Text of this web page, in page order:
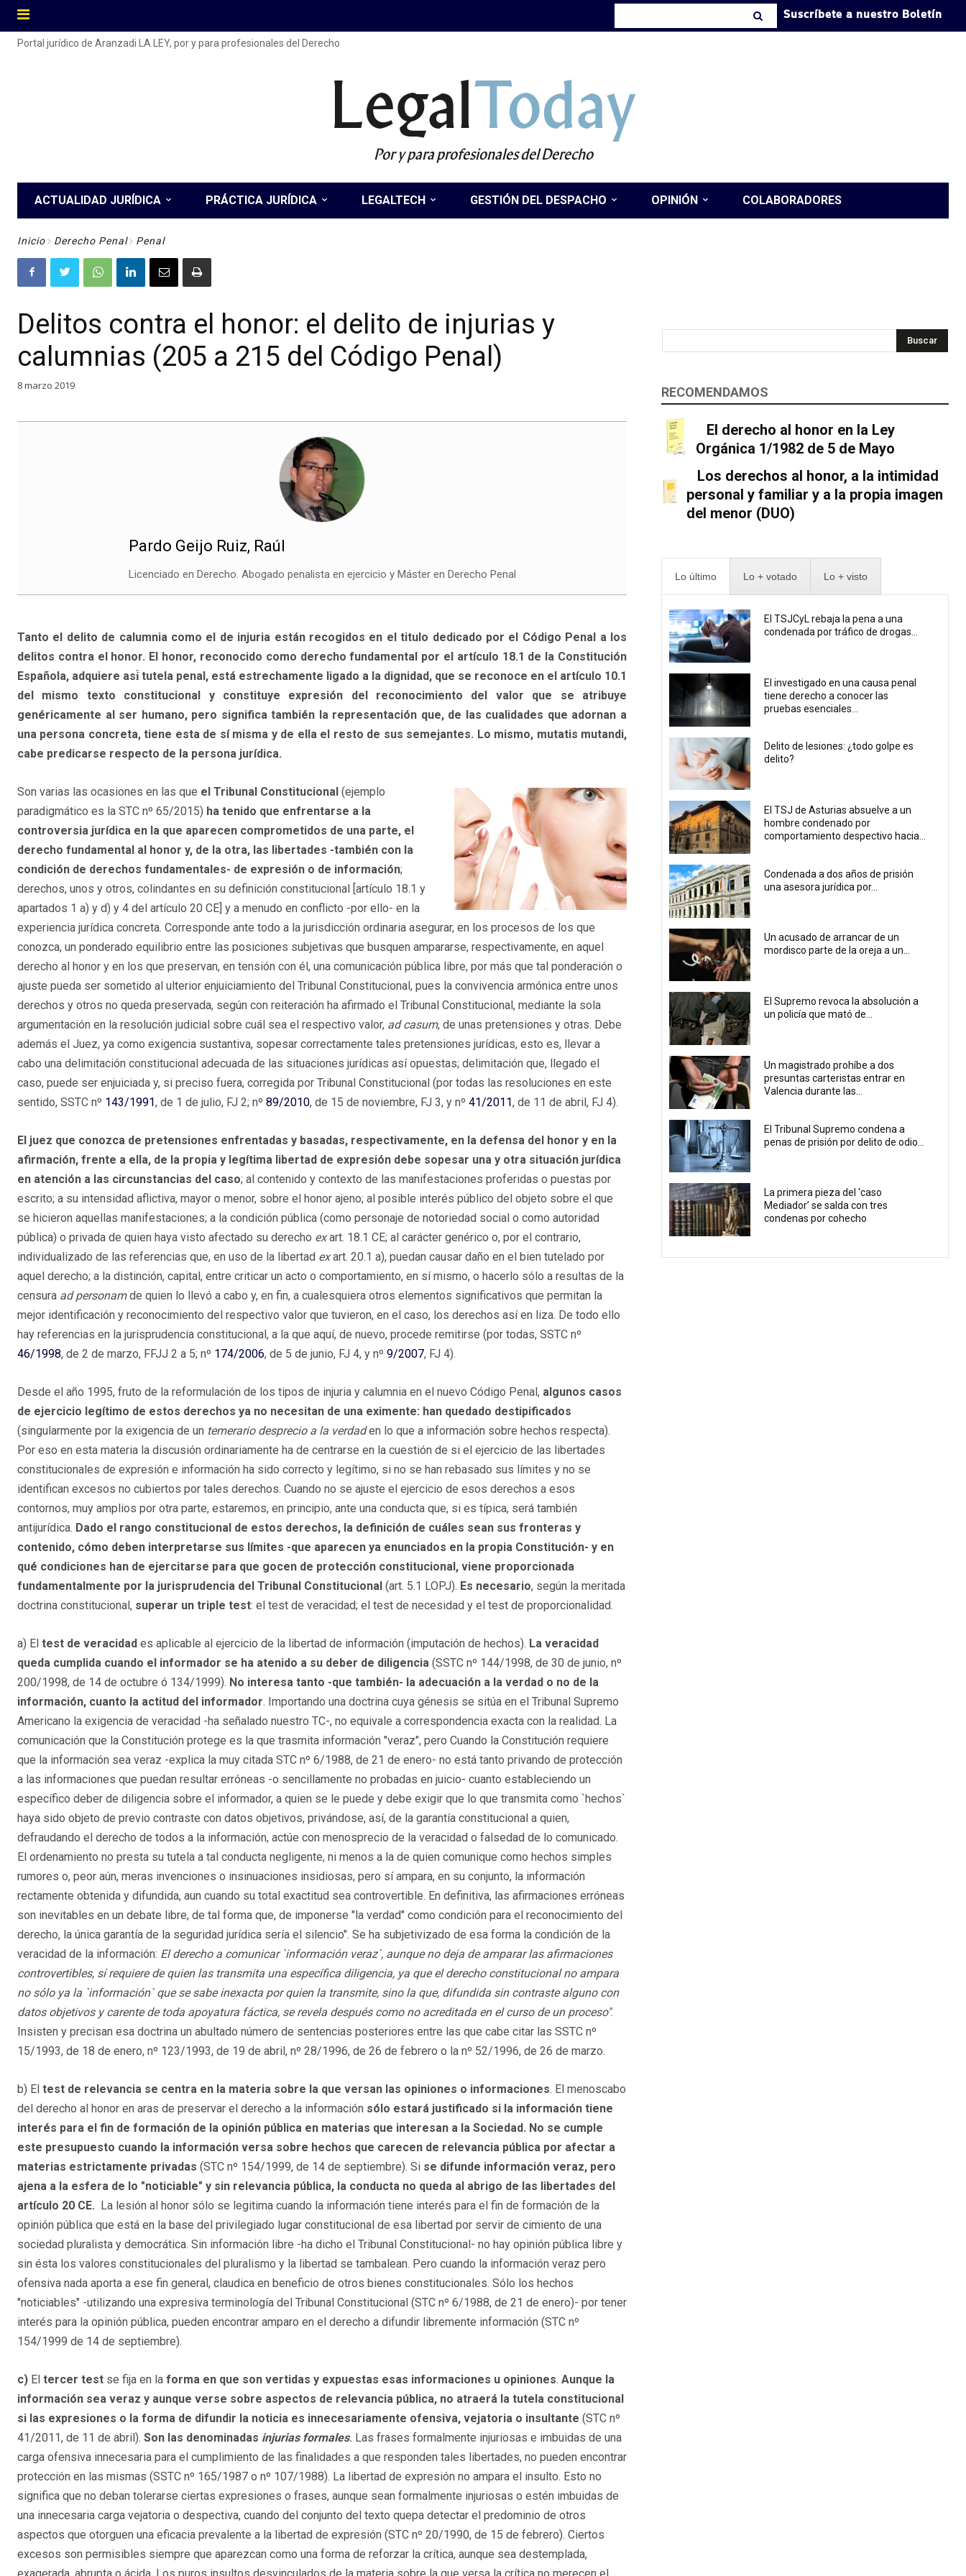
Suscríbete a nuestro Boletín
Portal jurídico de Aranzadi LA LEY, por y para profesionales del Derecho
LegalToday
Por y para profesionales del Derecho
ACTUALIDAD JURÍDICA PRÁCTICA JURÍDICA LEGALTECH GESTIÓN DEL DESPACHO OPINIÓN COLABORADORES
Inicio Derecho Penal Penal
Delitos contra el honor: el delito de injurias y
calumnias (205 a 215 del Código Penal)
8 marzo 2019
Pardo Geijo Ruiz, Raúl
Licenciado en Derecho. Abogado penalista en ejercicio y Máster en Derecho Penal
Tanto el delito de calumnia como el de injuria están recogidos en el titulo dedicado por el Código Penal a los
delitos contra el honor. El honor, reconocido como derecho fundamental por el artículo 18.1 de la Constitución
Española, adquiere así́ tutela penal, está estrechamente ligado a la dignidad, que se reconoce en el artículo 10.1
del mismo texto constitucional y constituye expresión del reconocimiento del valor que se atribuye
genéricamente al ser humano, pero significa también la representación que, de las cualidades que adornan a
una persona concreta, tiene esta de sí misma y de ella el resto de sus semejantes. Lo mismo, mutatis mutandi,
cabe predicarse respecto de la persona jurídica.
Son varias las ocasiones en las que el Tribunal Constitucional (ejemplo
paradigmático es la STC nº 65/2015) ha tenido que enfrentarse a la
controversia jurídica en la que aparecen comprometidos de una parte, el
derecho fundamental al honor y, de la otra, las libertades -también con la
condición de derechos fundamentales- de expresión o de información;
derechos, unos y otros, colindantes en su definición constitucional [artículo 18.1 y
apartados 1 a) y d) y 4 del artículo 20 CE] y a menudo en conflicto -por ello- en la
experiencia jurídica concreta. Corresponde ante todo a la jurisdicción ordinaria asegurar, en los procesos de los que
conozca, un ponderado equilibrio entre las posiciones subjetivas que busquen ampararse, respectivamente, en aquel
derecho al honor y en los que preservan, en tensión con él, una comunicación pública libre, por más que tal ponderación o
ajuste pueda ser sometido al ulterior enjuiciamiento del Tribunal Constitucional, pues la convivencia armónica entre unos
derechos y otros no queda preservada, según con reiteración ha afirmado el Tribunal Constitucional, mediante la sola
argumentación en la resolución judicial sobre cuál sea el respectivo valor, ad casum, de unas pretensiones y otras. Debe
además el Juez, ya como exigencia sustantiva, sopesar correctamente tales pretensiones jurídicas, esto es, llevar a
cabo una delimitación constitucional adecuada de las situaciones jurídicas así opuestas; delimitación que, llegado el
caso, puede ser enjuiciada y, si preciso fuera, corregida por Tribunal Constitucional (por todas las resoluciones en este
sentido, SSTC nº 143/1991, de 1 de julio, FJ 2; nº 89/2010, de 15 de noviembre, FJ 3, y nº 41/2011, de 11 de abril, FJ 4).
El juez que conozca de pretensiones enfrentadas y basadas, respectivamente, en la defensa del honor y en la
afirmación, frente a ella, de la propia y legítima libertad de expresión debe sopesar una y otra situación jurídica
en atención a las circunstancias del caso; al contenido y contexto de las manifestaciones proferidas o puestas por
escrito; a su intensidad aflictiva, mayor o menor, sobre el honor ajeno; al posible interés público del objeto sobre el que
se hicieron aquellas manifestaciones; a la condición pública (como personaje de notoriedad social o como autoridad
pública) o privada de quien haya visto afectado su derecho exart. 18.1 CE; al carácter genérico o, por el contrario,
individualizado de las referencias que, en uso de la libertad exart. 20.1 a), puedan causar daño en el bien tutelado por
aquel derecho; a la distinción, capital, entre criticar un acto o comportamiento, en sí mismo, o hacerlo sólo a resultas de la
censura ad personamde quien lo llevó a cabo y, en fin, a cualesquiera otros elementos significativos que permitan la
mejor identificación y reconocimiento del respectivo valor que tuvieron, en el caso, los derechos así en liza. De todo ello
hay referencias en la jurisprudencia constitucional, a la que aquí, de nuevo, procede remitirse (por todas, SSTC nº
46/1998, de 2 de marzo, FFJJ 2 a 5; nº 174/2006, de 5 de junio, FJ 4, y nº 9/2007, FJ 4).
Desde el año 1995, fruto de la reformulación de los tipos de injuria y calumnia en el nuevo Código Penal, algunos casos
de ejercicio legítimo de estos derechos ya no necesitan de una eximente: han quedado destipificados
(singularmente por la exigencia de un temerario desprecio a la verdaden lo que a información sobre hechos respecta).
Por eso en esta materia la discusión ordinariamente ha de centrarse en la cuestión de si el ejercicio de las libertades
constitucionales de expresión e información ha sido correcto y legítimo, si no se han rebasado sus límites y no se
identifican excesos no cubiertos por tales derechos. Cuando no se ajuste el ejercicio de esos derechos a esos
contornos, muy amplios por otra parte, estaremos, en principio, ante una conducta que, si es típica, será también
antijurídica. Dado el rango constitucional de estos derechos, la definición de cuáles sean sus fronteras y
contenido, cómo deben interpretarse sus límites -que aparecen ya enunciados en la propia Constitución- y en
qué condiciones han de ejercitarse para que gocen de protección constitucional, viene proporcionada
fundamentalmente por la jurisprudencia del Tribunal Constitucional (art. 5.1 LOPJ). Es necesario, según la meritada
doctrina constitucional, superar un triple test: el test de veracidad; el test de necesidad y el test de proporcionalidad.
a) El test de veracidad es aplicable al ejercicio de la libertad de información (imputación de hechos). La veracidad
queda cumplida cuando el informador se ha atenido a su deber de diligencia (SSTC nº 144/1998, de 30 de junio, nº
200/1998, de 14 de octubre ó 134/1999). No interesa tanto -que también- la adecuación a la verdad o no de la
información, cuanto la actitud del informador. Importando una doctrina cuya génesis se sitúa en el Tribunal Supremo
Americano la exigencia de veracidad -ha señalado nuestro TC-, no equivale a correspondencia exacta con la realidad. La
comunicación que la Constitución protege es la que trasmita información "veraz", pero Cuando la Constitución requiere
que la información sea veraz -explica la muy citada STC nº 6/1988, de 21 de enero- no está tanto privando de protección
a las informaciones que puedan resultar erróneas -o sencillamente no probadas en juicio- cuanto estableciendo un
específico deber de diligencia sobre el informador, a quien se le puede y debe exigir que lo que transmita como `hechos`
haya sido objeto de previo contraste con datos objetivos, privándose, así, de la garantía constitucional a quien,
defraudando el derecho de todos a la información, actúe con menosprecio de la veracidad o falsedad de lo comunicado.
El ordenamiento no presta su tutela a tal conducta negligente, ni menos a la de quien comunique como hechos simples
rumores o, peor aún, meras invenciones o insinuaciones insidiosas, pero sí ampara, en su conjunto, la información
rectamente obtenida y difundida, aun cuando su total exactitud sea controvertible. En definitiva, las afirmaciones erróneas
son inevitables en un debate libre, de tal forma que, de imponerse "la verdad" como condición para el reconocimiento del
derecho, la única garantía de la seguridad jurídica sería el silencio". Se ha subjetivizado de esa forma la condición de la
veracidad de la información: El derecho a comunicar `información veraz`, aunque no deja de amparar las afirmaciones
controvertibles, sí requiere de quien las transmita una específica diligencia, ya que el derecho constitucional no ampara
no sólo ya la `información` que se sabe inexacta por quien la transmite, sino la que, difundida sin contraste alguno con
datos objetivos y carente de toda apoyatura fáctica, se revela después como no acreditada en el curso de un proceso".
Insisten y precisan esa doctrina un abultado número de sentencias posteriores entre las que cabe citar las SSTC nº
15/1993, de 18 de enero, nº 123/1993, de 19 de abril, nº 28/1996, de 26 de febrero o la nº 52/1996, de 26 de marzo.
b) El test de relevancia se centra en la materia sobre la que versan las opiniones o informaciones. El menoscabo
del derecho al honor en aras de preservar el derecho a la información sólo estará justificado si la información tiene
interés para el fin de formación de la opinión pública en materias que interesan a la Sociedad. No se cumple
este presupuesto cuando la información versa sobre hechos que carecen de relevancia pública por afectar a
materias estrictamente privadas (STC nº 154/1999, de 14 de septiembre). Si se difunde información veraz, pero
ajena a la esfera de lo "noticiable" y sin relevancia pública, la conducta no queda al abrigo de las libertades del
artículo 20 CE. La lesión al honor sólo se legitima cuando la información tiene interés para el fin de formación de la
opinión pública que está en la base del privilegiado lugar constitucional de esa libertad por servir de cimiento de una
sociedad pluralista y democrática. Sin información libre -ha dicho el Tribunal Constitucional- no hay opinión pública libre y
sin ésta los valores constitucionales del pluralismo y la libertad se tambalean. Pero cuando la información veraz pero
ofensiva nada aporta a ese fin general, claudica en beneficio de otros bienes constitucionales. Sólo los hechos
"noticiables" -utilizando una expresiva terminología del Tribunal Constitucional (STC nº 6/1988, de 21 de enero)- por tener
interés para la opinión pública, pueden encontrar amparo en el derecho a difundir libremente información (STC nº
154/1999 de 14 de septiembre).
c) El tercer test se fija en la forma en que son vertidas y expuestas esas informaciones u opiniones. Aunque la
información sea veraz y aunque verse sobre aspectos de relevancia pública, no atraerá la tutela constitucional
si las expresiones o la forma de difundir la noticia es innecesariamente ofensiva, vejatoria o insultante (STC nº
41/2011, de 11 de abril). Son las denominadas injurias formales. Las frases formalmente injuriosas e imbuidas de una
carga ofensiva innecesaria para el cumplimiento de las finalidades a que responden tales libertades, no pueden encontrar
protección en las mismas (SSTC nº 165/1987 o nº 107/1988). La libertad de expresión no ampara el insulto. Esto no
significa que no deban tolerarse ciertas expresiones o frases, aunque sean formalmente injuriosas o estén imbuidas de
una innecesaria carga vejatoria o despectiva, cuando del conjunto del texto quepa detectar el predominio de otros
aspectos que otorguen una eficacia prevalente a la libertad de expresión (STC nº 20/1990, de 15 de febrero). Ciertos
excesos son permisibles siempre que aparezcan como una forma de reforzar la crítica, aunque sea destemplada,
Buscar
RECOMENDAMOS
El derecho al honor en la Ley
Orgánica 1/1982 de 5 de Mayo
Los derechos al honor, a la intimidad
personal y familiar y a la propia imagen
del menor (DUO)
Lo último Lo + votado Lo + visto
El TSJCyL rebaja la pena a una
condenada por tráfico de drogas...
El investigado en una causa penal
tiene derecho a conocer las
pruebas esenciales...
Delito de lesiones: ¿todo golpe es
delito?
El TSJ de Asturias absuelve a un
hombre condenado por
comportamiento despectivo hacia...
Condenada a dos años de prisión
una asesora jurídica por...
Un acusado de arrancar de un
mordisco parte de la oreja a un...
El Supremo revoca la absolución a
un policía que mató de...
Un magistrado prohíbe a dos
presuntas carteristas entrar en
Valencia durante las...
El Tribunal Supremo condena a
penas de prisión por delito de odio...
La primera pieza del ‘caso
Mediador’ se salda con tres
condenas por cohecho